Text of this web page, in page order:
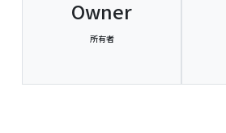
Owner
所有者